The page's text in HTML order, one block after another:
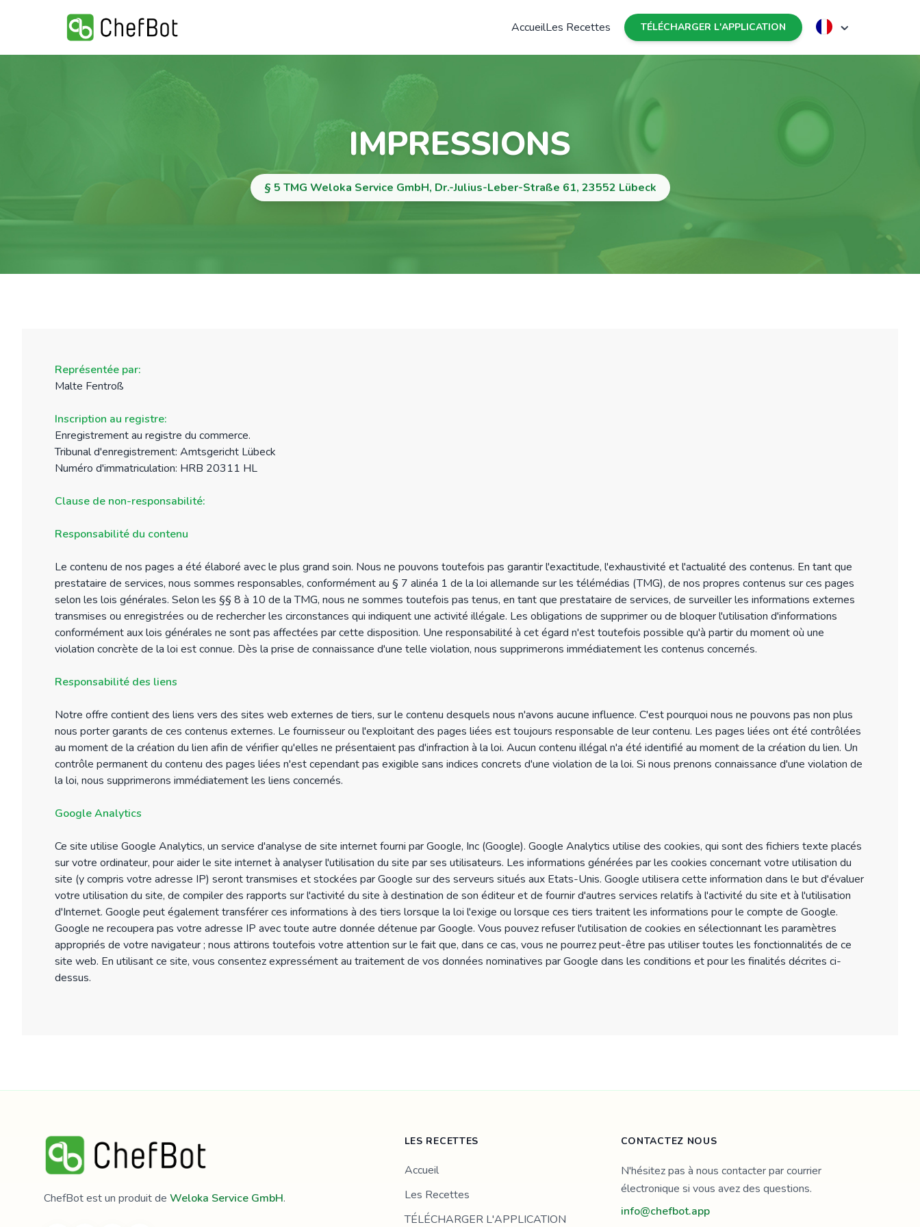
AccueilLes Recettes TÉLÉCHARGER L'APPLICATION
IMPRESSIONS
§ 5 TMG Weloka Service GmbH, Dr.-Julius-Leber-Straße 61, 23552 Lübeck
Représentée par:
Malte Fentroß
Inscription au registre:
Enregistrement au registre du commerce.
Tribunal d'enregistrement: Amtsgericht Lübeck
Numéro d'immatriculation: HRB 20311 HL
Clause de non-responsabilité:
Responsabilité du contenu
Le contenu de nos pages a été élaboré avec le plus grand soin. Nous ne pouvons toutefois pas garantir l'exactitude, l'exhaustivité et l'actualité des contenus. En tant que
prestataire de services, nous sommes responsables, conformément au § 7 alinéa 1 de la loi allemande sur les télémédias (TMG), de nos propres contenus sur ces pages
selon les lois générales. Selon les §§ 8 à 10 de la TMG, nous ne sommes toutefois pas tenus, en tant que prestataire de services, de surveiller les informations externes
transmises ou enregistrées ou de rechercher les circonstances qui indiquent une activité illégale. Les obligations de supprimer ou de bloquer l'utilisation d'informations
conformément aux lois générales ne sont pas affectées par cette disposition. Une responsabilité à cet égard n'est toutefois possible qu'à partir du moment où une
violation concrète de la loi est connue. Dès la prise de connaissance d'une telle violation, nous supprimerons immédiatement les contenus concernés.
Responsabilité des liens
Notre offre contient des liens vers des sites web externes de tiers, sur le contenu desquels nous n'avons aucune influence. C'est pourquoi nous ne pouvons pas non plus
nous porter garants de ces contenus externes. Le fournisseur ou l'exploitant des pages liées est toujours responsable de leur contenu. Les pages liées ont été contrôlées
au moment de la création du lien afin de vérifier qu'elles ne présentaient pas d'infraction à la loi. Aucun contenu illégal n'a été identifié au moment de la création du lien. Un
contrôle permanent du contenu des pages liées n'est cependant pas exigible sans indices concrets d'une violation de la loi. Si nous prenons connaissance d'une violation de
la loi, nous supprimerons immédiatement les liens concernés.
Google Analytics
Ce site utilise Google Analytics, un service d'analyse de site internet fourni par Google, Inc (Google). Google Analytics utilise des cookies, qui sont des fichiers texte placés
sur votre ordinateur, pour aider le site internet à analyser l'utilisation du site par ses utilisateurs. Les informations générées par les cookies concernant votre utilisation du
site (y compris votre adresse IP) seront transmises et stockées par Google sur des serveurs situés aux Etats-Unis. Google utilisera cette information dans le but d'évaluer
votre utilisation du site, de compiler des rapports sur l'activité du site à destination de son éditeur et de fournir d'autres services relatifs à l'activité du site et à l'utilisation
d'Internet. Google peut également transférer ces informations à des tiers lorsque la loi l'exige ou lorsque ces tiers traitent les informations pour le compte de Google.
Google ne recoupera pas votre adresse IP avec toute autre donnée détenue par Google. Vous pouvez refuser l'utilisation de cookies en sélectionnant les paramètres
appropriés de votre navigateur ; nous attirons toutefois votre attention sur le fait que, dans ce cas, vous ne pourrez peut-être pas utiliser toutes les fonctionnalités de ce
site web. En utilisant ce site, vous consentez expressément au traitement de vos données nominatives par Google dans les conditions et pour les finalités décrites ci-
dessus.
ChefBot est un produit de Weloka Service GmbH.
LES RECETTES
Accueil
Les Recettes
TÉLÉCHARGER L'APPLICATION
CONTACTEZ NOUS
N'hésitez pas à nous contacter par courrier
électronique si vous avez des questions.
info@chefbot.app